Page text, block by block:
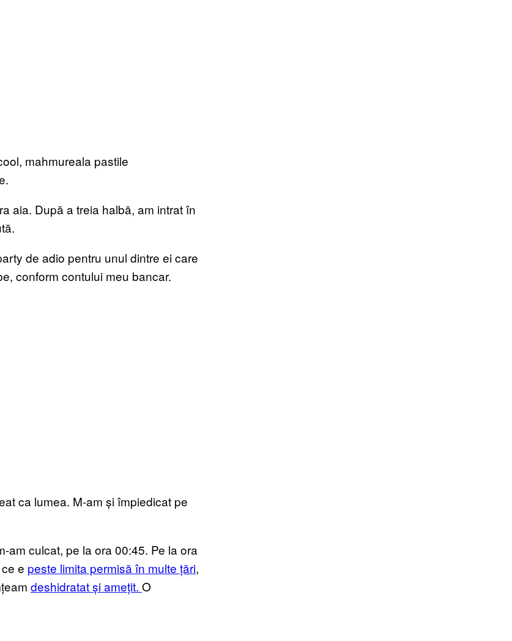
aia. După a treia halbă, am intrat în
de adio pentru unul dintre ei care
conform contului meu bancar.
ca lumea. M-am și împiedicat pe
am culcat, pe la ora 00:45. Pe la ora
e peste limita permisă în multe țări,
deshidratat și amețit. O